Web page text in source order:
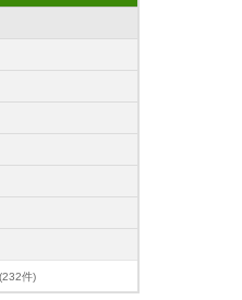
(232件)